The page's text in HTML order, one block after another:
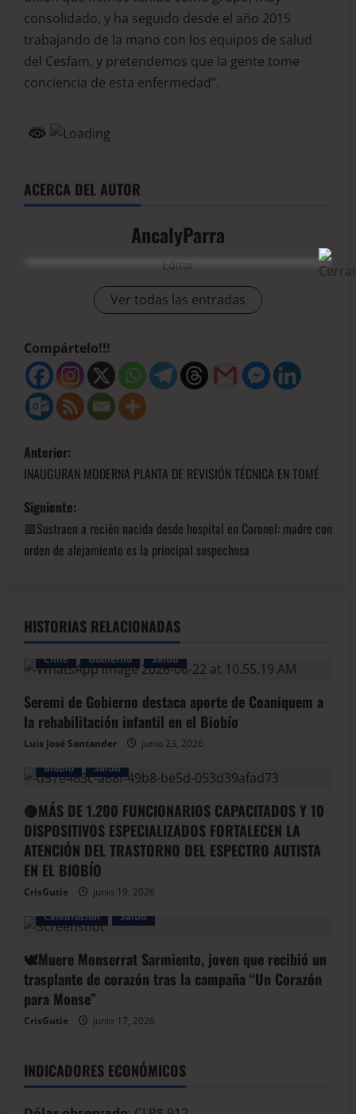
consolidado, y ha seguido desde el año 2015
trabajando de la mano con los equipos de salud
del Cesfam, y pretendemos que la gente tome
conciencia de esta enfermedad”.
ACERCA DEL AUTOR
AncalyParra
Editor
Ver todas las entradas
Compártelo!!!
Anterior:
INAUGURAN MODERNA PLANTA DE REVISIÓN TÉCNICA EN TOMÉ
Siguiente:
🟥Sustraen a recién nacida desde hospital en Coronel: madre con
orden de alejamiento es la principal sospechosa
HISTORIAS RELACIONADAS
Chile Gobierno Salud
Seremi de Gobierno destaca aporte de Coaniquem a
la rehabilitación infantil en el Biobío
Luis José Santander
junio 23, 2026
BioBio
Salud
🟡MÁS DE 1.200 FUNCIONARIOS CAPACITADOS Y 10
DISPOSITIVOS ESPECIALIZADOS FORTALECEN LA
ATENCIÓN DEL TRASTORNO DEL ESPECTRO AUTISTA
EN EL BIOBÍO
CrisGutie
junio 19, 2026
Celebración
Salud
🕊️Muere Monserrat Sarmiento, joven que recibió un
trasplante de corazón tras la campaña “Un Corazón
para Monse”
CrisGutie junio 17, 2026
INDICADORES ECONÓMICOS